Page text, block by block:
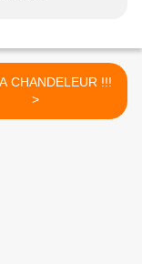
CHANDELEUR !!!
>